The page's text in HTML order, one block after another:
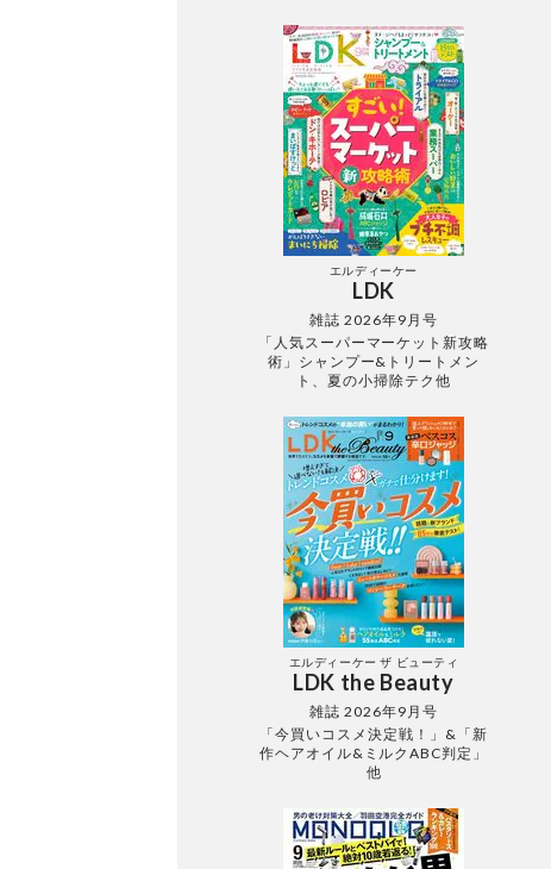
エルディーケー
LDK
雑誌 2026年9月号
「人気スーパーマーケット新攻略
術」シャンプー&トリートメン
ト、夏の小掃除テク他
エルディーケー ザ ビューティ
LDK the Beauty
雑誌 2026年9月号
「今買いコスメ決定戦！」&「新
作ヘアオイル&ミルクABC判定」
他